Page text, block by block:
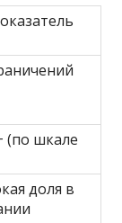
(по шкале
доля в